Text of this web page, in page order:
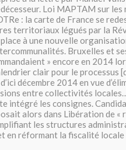
Loi MAPTAM sur les
: la carte de France se
territoriaux légués par la
à une nouvelle
Bruxelles et
» encore en 2014
clair pour le
décembre 2014 en vue
entre collectivités
intégré les consignes.
alors dans Libération de «
les structures
en réformant la fiscalité locale